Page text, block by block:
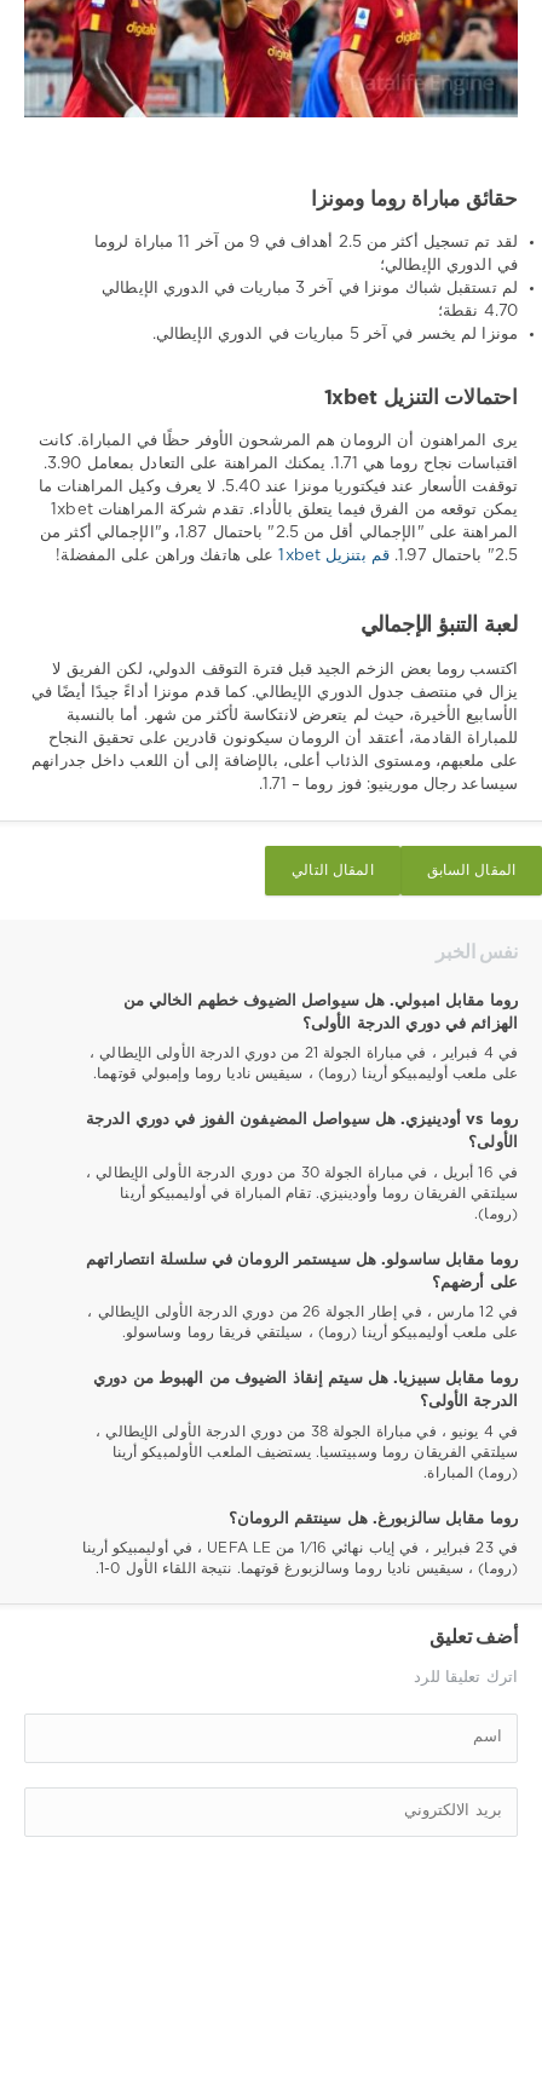
حقائق مباراة روما ومونزا
لقد تم تسجيل أكثر من 2.5 أهداف في 9 من آخر 11 مباراة لروما
في الدوري الإيطالي؛
لم تستقبل شباك مونزا في آخر 3 مباريات في الدوري الإيطالي
4.70 نقطة؛
مونزا لم يخسر في آخر 5 مباريات في الدوري الإيطالي.
احتمالات التنزيل 1xbet
يرى المراهنون أن الرومان هم المرشحون الأوفر حظًا في المباراة. كانت
اقتباسات نجاح روما هي 1.71. يمكنك المراهنة على التعادل بمعامل 3.90.
توقفت الأسعار عند فيكتوريا مونزا عند 5.40. لا يعرف وكيل المراهنات ما
يمكن توقعه من الفرق فيما يتعلق بالأداء. تقدم شركة المراهنات 1xbet
المراهنة على "الإجمالي أقل من 2.5" باحتمال 1.87، و"الإجمالي أكثر من
2.5" باحتمال 1.97.
قم بتنزيل 1xbet على هاتفك وراهن على المفضلة!
لعبة التنبؤ الإجمالي
اكتسب روما بعض الزخم الجيد قبل فترة التوقف الدولي، لكن الفريق لا
يزال في منتصف جدول الدوري الإيطالي. كما قدم مونزا أداءً جيدًا أيضًا في
الأسابيع الأخيرة، حيث لم يتعرض لانتكاسة لأكثر من شهر. أما بالنسبة
للمباراة القادمة، أعتقد أن الرومان سيكونون قادرين على تحقيق النجاح
على ملعبهم، ومستوى الذئاب أعلى، بالإضافة إلى أن اللعب داخل جدرانهم
سيساعد رجال مورينيو: فوز روما – 1.71.
المقال التالي المقال السابق
نفس الخبر
روما مقابل امبولي. هل سيواصل الضيوف خطهم الخالي من
الهزائم في دوري الدرجة الأولى؟
في 4 فبراير ، في مباراة الجولة 21 من دوري الدرجة الأولى الإيطالي ،
على ملعب أوليمبيكو أرينا (روما) ، سيقيس ناديا روما وإمبولي قوتهما.
روما vs أودينيزي. هل سيواصل المضيفون الفوز في دوري الدرجة
الأولى؟
في 16 أبريل ، في مباراة الجولة 30 من دوري الدرجة الأولى الإيطالي ،
سيلتقي الفريقان روما وأودينيزي. تقام المباراة في أوليمبيكو أرينا
(روما).
روما مقابل ساسولو. هل سيستمر الرومان في سلسلة انتصاراتهم
على أرضهم؟
في 12 مارس ، في إطار الجولة 26 من دوري الدرجة الأولى الإيطالي ،
على ملعب أوليمبيكو أرينا (روما) ، سيلتقي فريقا روما وساسولو.
روما مقابل سبيزيا. هل سيتم إنقاذ الضيوف من الهبوط من دوري
الدرجة الأولى؟
في 4 يونيو ، في مباراة الجولة 38 من دوري الدرجة الأولى الإيطالي ،
سيلتقي الفريقان روما وسبيتسيا. يستضيف الملعب الأولمبيكو أرينا
(روما) المباراة.
روما مقابل سالزبورغ. هل سينتقم الرومان؟
في 23 فبراير ، في إياب نهائي 1/16 من UEFA LE ، في أوليمبيكو أرينا
(روما) ، سيقيس ناديا روما وسالزبورغ قوتهما. نتيجة اللقاء الأول 0-1.
أضف تعليق
اترك تعليقا للرد